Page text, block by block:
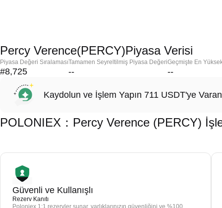
Percy Verence(PERCY)Piyasa Verisi
Piyasa Değeri Sıralaması
#8,725
Tamamen Seyreltilmiş Piyasa Değeri
--
Geçmişte En
--
Kaydolun ve İşlem Yapın 711 USDT'ye
POLONIEX：Percy Verence (PERCY)
Güvenli ve Kullanışlı
Rezerv Kanıtı
Poloniex 1:1 rezervler sunar, varlıklarınızın güvenliğini ve %100